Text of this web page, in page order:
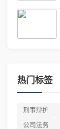
热门标签
刑事辩护
公司法务